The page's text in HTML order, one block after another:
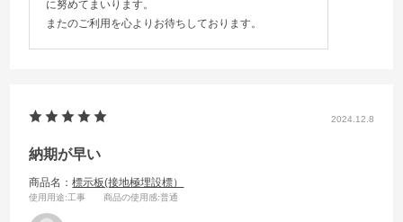
に努めてまいります。
またのご利用を心よりお待ちしております。
2024.12.8
納期が早い
商品名：標示板(接地極埋設標）
使用用途:工事 商品の使用感:普通